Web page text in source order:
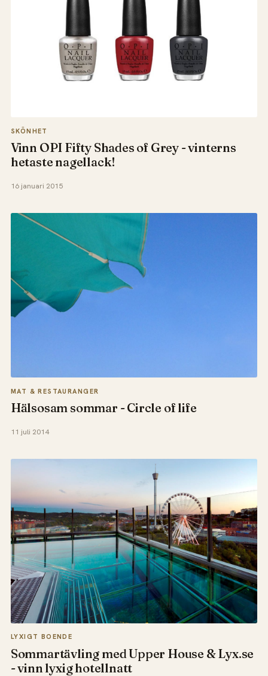
SKÖNHET
Vinn OPI Fifty Shades of Grey - vinterns
hetaste nagellack!
16 januari 2015
MAT & RESTAURANGER
Hälsosam sommar - Circle of life
11 juli 2014
LYXIGT BOENDE
Sommartävling med Upper House & Lyx.se
- vinn lyxig hotellnatt